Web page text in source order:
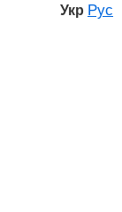
Укр Рус